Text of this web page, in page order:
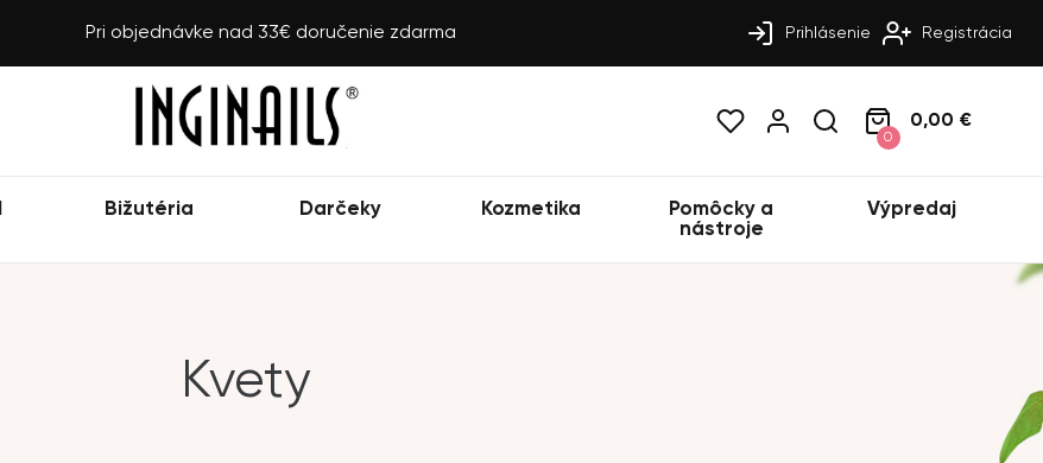
Pri objednávke nad 33€ doručenie zdarma Prihlásenie Registrácia
0
0,00 €
Bižutéria Darčeky Kozmetika
Pomôcky a
nástroje
Výpredaj
Kvety